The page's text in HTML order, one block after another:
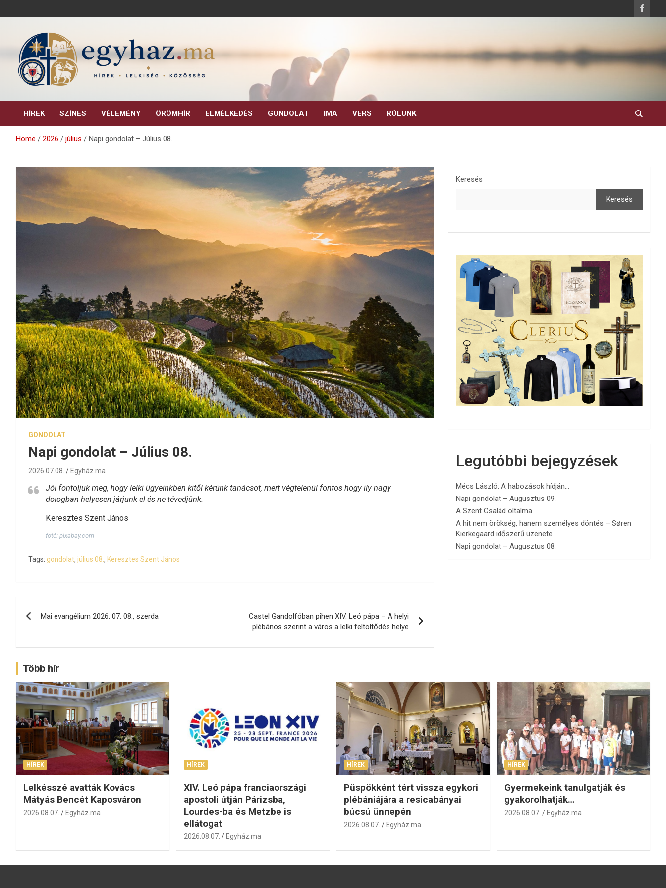
to
egyhaz.ma
HÍREK SZÍNES VÉLEMÉNY ÖRÖMHÍR ELMÉLKEDÉS GONDOLAT IMA VERS RÓLUNK
Home 2026 július Napi gondolat – Július 08.
GONDOLAT
Napi gondolat – Július 08.
2026.07.08. Egyház.ma
Jól fontoljuk meg, hogy lelki ügyeinkben kitől kérünk tanácsot, mert végtelenül fontos hogy ily nagy
dologban helyesen járjunk el és ne tévedjünk.
Keresztes Szent János
fotó: pixabay.com
Tags: gondolat, július 08. , Keresztes Szent János
navigáció
Mai evangélium 2026. 07. 08., szerda
Castel Gandolfóban pihen XIV. Leó pápa – A helyi
plébános szerint a város a lelki feltöltődés helye
Keresés
Keresés
Legutóbbi bejegyzések
Mécs László: A habozások hídján…
Napi gondolat – Augusztus 09.
A Szent Család oltalma
A hit nem örökség, hanem személyes döntés – Søren
Kierkegaard időszerű üzenete
Napi gondolat – Augusztus 08.
Több hír
HÍREK
Lelkésszé avatták Kovács
Mátyás Bencét Kaposváron
2026.08.07. Egyház.ma
HÍREK
XIV. Leó pápa franciaországi
apostoli útján Párizsba,
Lourdes-ba és Metzbe is
ellátogat
2026.08.07. Egyház.ma
HÍREK
Püspökként tért vissza egykori
plébániájára a resicabányai
búcsú ünnepén
2026.08.07. Egyház.ma
HÍREK
Gyermekeink tanulgatják és
gyakorolhatják…
2026.08.07. Egyház.ma